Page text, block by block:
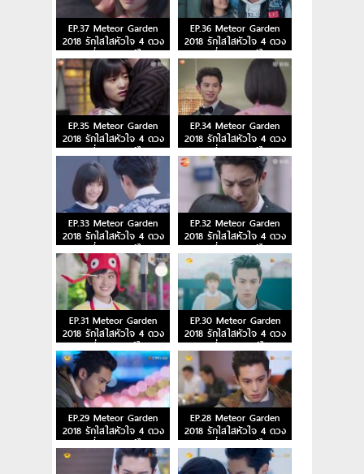
EP.37 Meteor Garden
2018 รักใสใสหัวใจ 4 ดวง
ตอนที่ 37 พากย์ไทย
EP.36 Meteor Garden
2018 รักใสใสหัวใจ 4 ดวง
ตอนที่ 36 พากย์ไทย
EP.35 Meteor Garden
2018 รักใสใสหัวใจ 4 ดวง
ตอนที่ 35 พากย์ไทย
EP.34 Meteor Garden
2018 รักใสใสหัวใจ 4 ดวง
ตอนที่ 34 พากย์ไทย
EP.33 Meteor Garden
2018 รักใสใสหัวใจ 4 ดวง
ตอนที่ 33 พากย์ไทย
EP.32 Meteor Garden
2018 รักใสใสหัวใจ 4 ดวง
ตอนที่ 32 พากย์ไทย
EP.31 Meteor Garden
2018 รักใสใสหัวใจ 4 ดวง
ตอนที่ 31 พากย์ไทย
EP.30 Meteor Garden
2018 รักใสใสหัวใจ 4 ดวง
ตอนที่ 30 พากย์ไทย
EP.29 Meteor Garden
2018 รักใสใสหัวใจ 4 ดวง
ตอนที่ 29 พากย์ไทย
EP.28 Meteor Garden
2018 รักใสใสหัวใจ 4 ดวง
ตอนที่ 28 พากย์ไทย